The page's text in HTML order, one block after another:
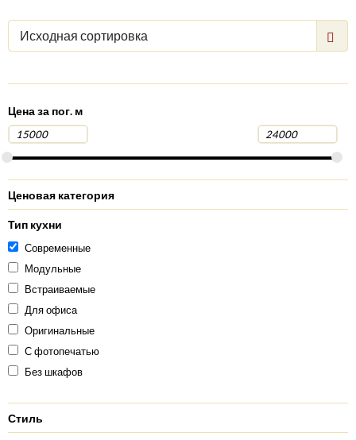
Исходная сортировка
Цена за пог. м
Ценовая категория
Тип кухни
Современные
Модульные
Встраиваемые
Для офиса
Оригинальные
С фотопечатью
Без шкафов
Стиль